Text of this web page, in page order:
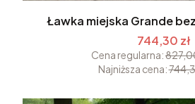
Ławka miejska Grande
744,30 zł
Cena regularna:
Najniższa cena: